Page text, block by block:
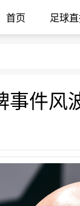
首页 足球